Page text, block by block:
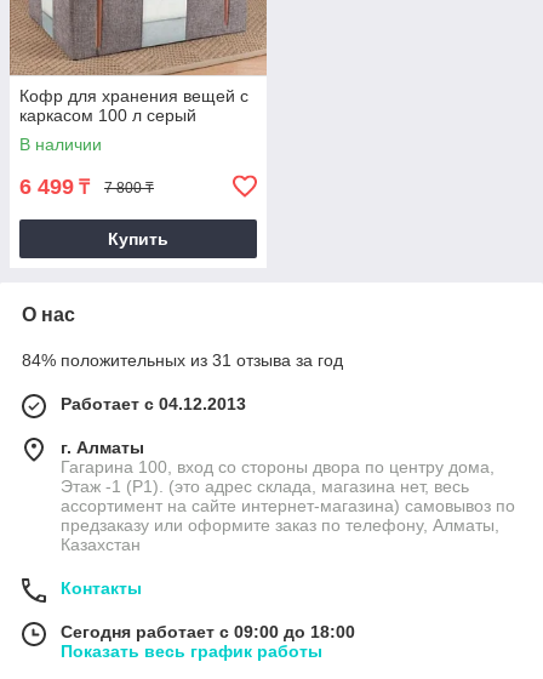
Кофр для хранения вещей с
каркасом 100 л серый
В наличии
6 499 ₸ 7 800 ₸
Купить
О нас
84% положительных из 31 отзыва за год
Работает с 04.12.2013
г. Алматы
Гагарина 100, вход со стороны двора по центру дома,
Этаж -1 (P1). (это адрес склада, магазина нет, весь
ассортимент на сайте интернет-магазина) самовывоз по
предзаказу или оформите заказ по телефону, Алматы,
Казахстан
Контакты
Сегодня работает с 09:00 до 18:00
Показать весь график работы